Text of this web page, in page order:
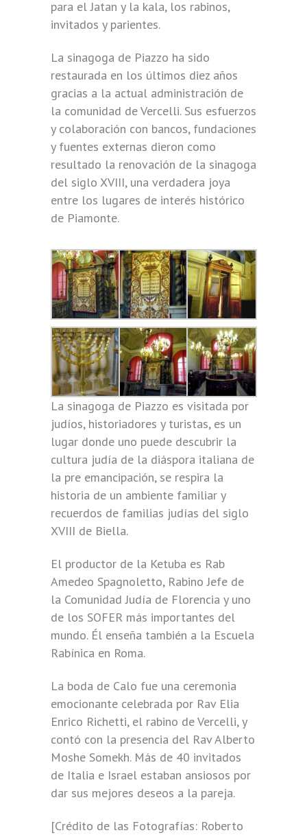
para el Jatan y la kala, los rabinos,
invitados y parientes.
La sinagoga de Piazzo ha sido
restaurada en los últimos diez años
gracias a la actual administración de
la comunidad de Vercelli. Sus esfuerzos
y colaboración con bancos, fundaciones
y fuentes externas dieron como
resultado la renovación de la sinagoga
del siglo XVIII, una verdadera joya
entre los lugares de interés histórico
de Piamonte.
La sinagoga de Piazzo es visitada por
judíos, historiadores y turistas, es un
lugar donde uno puede descubrir la
cultura judía de la diáspora italiana de
la pre emancipación, se respira la
historia de un ambiente familiar y
recuerdos de familias judías del siglo
XVIII de Biella.
El productor de la Ketuba es Rab
Amedeo Spagnoletto, Rabino Jefe de
la Comunidad Judía de Florencia y uno
de los SOFER más importantes del
mundo. Él enseña también a la Escuela
Rabínica en Roma.
La boda de Calo fue una ceremonia
emocionante celebrada por Rav Elia
Enrico Richetti, el rabino de Vercelli, y
contó con la presencia del Rav Alberto
Moshe Somekh. Más de 40 invitados
de Italia e Israel estaban ansiosos por
dar sus mejores deseos a la pareja.
[Crédito de las Fotografías: Roberto